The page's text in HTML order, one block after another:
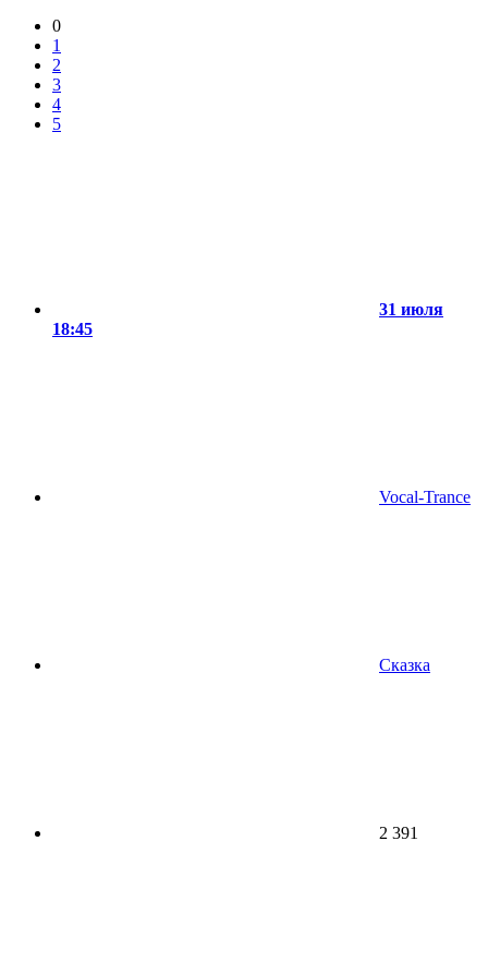
0
1
2
3
4
5
31 июля
18:45
Vocal-Trance
Сказка
2 391